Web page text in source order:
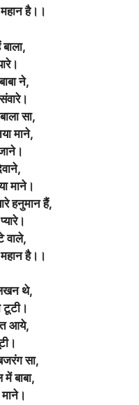
महान है।।
।
ने,
।
सा,
माने,
माने।
हनुमान हैं,
।
वाले,
महान है।।
थे,
।
आये,
।
सा,
बाबा,